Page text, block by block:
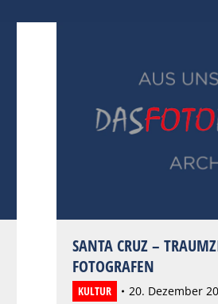
SANTA CRUZ –
FOTOGRAFEN
KULTUR 20. Dezember